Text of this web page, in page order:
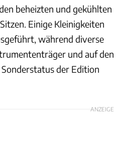
beheizten und gekühlten
Einige Kleinigkeiten
während diverse
und auf den
der Edition
ANZEIGE